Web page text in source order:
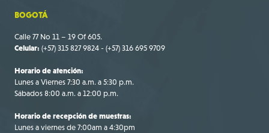
BOGOTÁ
Calle 77 No 11 – 19 Of 605.
Celular: (+57) 315 827 9824 - (+57) 316 695 9709
Horario de atención:
Lunes a Viernes 7:30 a.m. a 5:30 p.m.
Sábados 8:00 a.m. a 12:00 p.m.
Horario de recepción de muestras:
Lunes a viernes de 7:00am a 4:30pm